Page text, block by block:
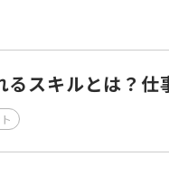
るスキルとは？